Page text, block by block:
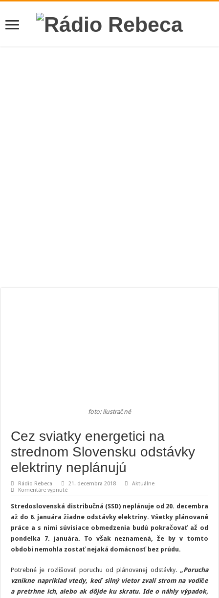
foto: ilustračné
Cez sviatky energetici na
strednom Slovensku odstávky
elektriny neplánujú
Rádio Rebeca 21. decembra 2018
Aktuálne
Komentáre vypnuténa
sviatky
energetici
na
Slovensku
elektriny
neplánujú
Stredoslovenská distribučná (SSD) neplánuje od 20. decembra
až do 6. januára žiadne odstávky elektriny. Všetky plánované
práce a s nimi súvisiace obmedzenia budú pokračovať až od
pondelka 7. januára. To však neznamená, že by v tomto
období nemohla zostať nejaká domácnosť bez prúdu.
Potrebné je rozlišovať poruchu od plánovanej odstávky. „Porucha
vznikne napríklad vtedy, keď silný vietorzvalí strom na vodiče
a pretrhne ich, alebo ak dôjde ku skratu. Ide o náhly výpadok,